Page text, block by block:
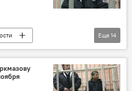
Коркмазова
Нарымбаева
Бишкек
Хаджимурат Коркмазов
обвинение
Еще 14